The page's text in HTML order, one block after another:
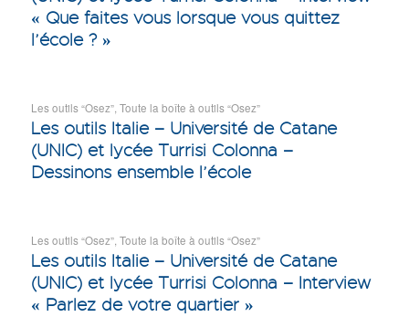
« Que faites vous lorsque vous quittez
l’école ? »
Les outils “Osez”, Toute la boîte à outils “Osez”
Les outils Italie – Université de Catane
(UNIC) et lycée Turrisi Colonna –
Dessinons ensemble l’école
Les outils “Osez”, Toute la boîte à outils “Osez”
Les outils Italie – Université de Catane
(UNIC) et lycée Turrisi Colonna – Interview
« Parlez de votre quartier »